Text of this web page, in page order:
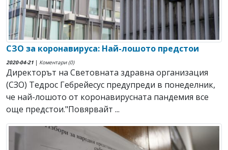
СЗО за коронавируса: Най-лошото предстои
2020-04-21 | Коментари (0)
Директорът на Световната здравна организация
(СЗО) Тедрос Гебрейесус предупреди в понеделник,
че най-лошото от коронавирусната пандемия все
още предстои."Повярвайт ...